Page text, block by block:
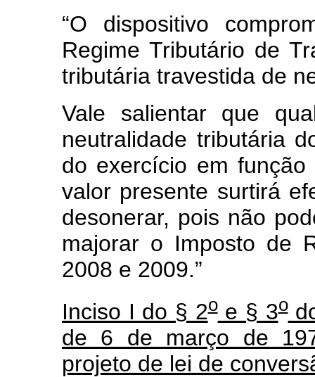
“O dispositivo
Regime Tributário de
tributária travestida de
Vale salientar que
neutralidade tributária
do exercício em
valor presente surtirá
desonerar, pois não
majorar o Imposto de
2008 e 2009.”
Inciso I do § 2oe § 3o
de 6 de março de
projeto de lei de